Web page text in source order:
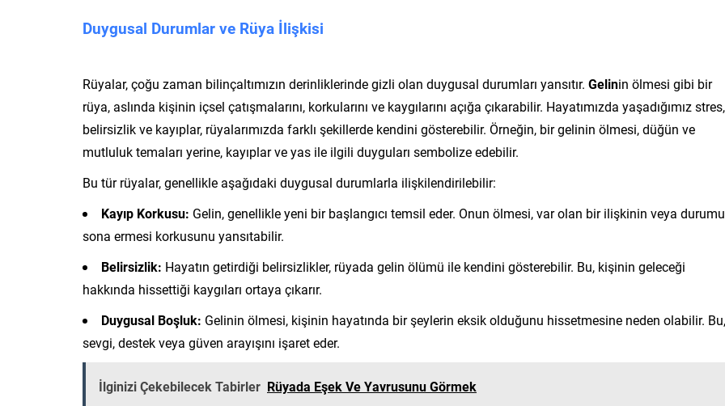
Duygusal Durumlar ve Rüya İlişkisi
Rüyalar, çoğu zaman bilinçaltımızın derinliklerinde gizli olan duygusal durumları yansıtır. Gelinin ölmesi gibi bir
rüya, aslında kişinin içsel çatışmalarını, korkularını ve kaygılarını açığa çıkarabilir. Hayatımızda yaşadığımız stres,
belirsizlik ve kayıplar, rüyalarımızda farklı şekillerde kendini gösterebilir. Örneğin, bir gelinin ölmesi, düğün ve
mutluluk temaları yerine, kayıplar ve yas ile ilgili duyguları sembolize edebilir.
Bu tür rüyalar, genellikle aşağıdaki duygusal durumlarla ilişkilendirilebilir:
Kayıp Korkusu: Gelin, genellikle yeni bir başlangıcı temsil eder. Onun ölmesi, var olan bir ilişkinin veya
sona ermesi korkusunu yansıtabilir.
Belirsizlik: Hayatın getirdiği belirsizlikler, rüyada gelin ölümü ile kendini gösterebilir. Bu, kişinin geleceği
hakkında hissettiği kaygıları ortaya çıkarır.
Duygusal Boşluk: Gelinin ölmesi, kişinin hayatında bir şeylerin eksik olduğunu hissetmesine neden olabilir. Bu,
sevgi, destek veya güven arayışını işaret eder.
İlginizi Çekebilecek Tabirler Rüyada Eşek Ve Yavrusunu Görmek